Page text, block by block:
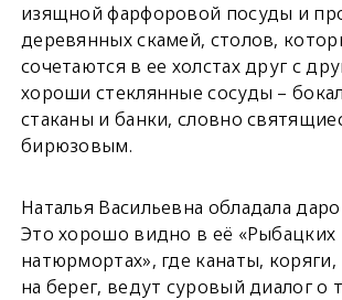
изящной фарфоровой посуды и
деревянных скамей, столов,
сочетаются в ее холстах друг с
хороши стеклянные сосуды –
стаканы и банки, словно
бирюзовым.
Наталья Васильевна обладала
Это хорошо видно в её «Рыбацких
натюрмортах», где канаты,
на берег, ведут суровый диалог о